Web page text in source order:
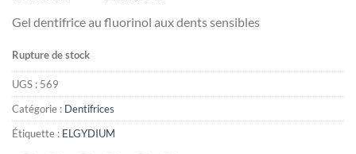
initial
د.ت14.000.
actuel
د.ت12.000.
Gel dentifrice au fluorinol aux dents sensibles
Rupture de stock
UGS : 569
Catégorie : Dentifrices
Étiquette : ELGYDIUM